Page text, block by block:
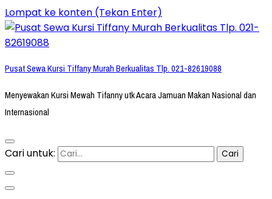
Lompat ke konten (Tekan Enter)
Pusat Sewa Kursi Tiffany Murah Berkualitas Tlp. 021-82619088
Menyewakan Kursi Mewah Tifanny utk Acara Jamuan Makan Nasional dan
Internasional
Cari untuk: